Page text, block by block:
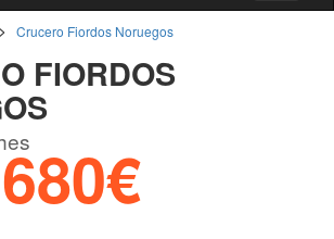
Crucero Fiordos Noruegos
FIORDOS